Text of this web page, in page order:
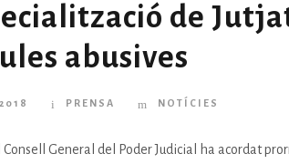
de
abusives
PRENSA NOTÍCIES
General del Poder Judicial ha acordat